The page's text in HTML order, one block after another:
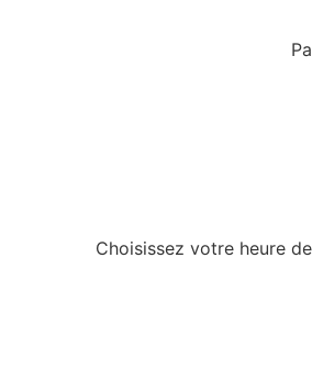
Choisissez votre heure